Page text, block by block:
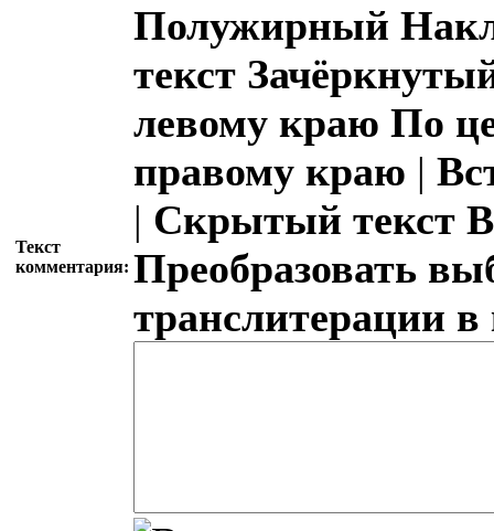
Текст
комментария:
Полужирный
текст
левому краю По
правому краю |
| Скрытый текст
Преобразовать
транслитерации